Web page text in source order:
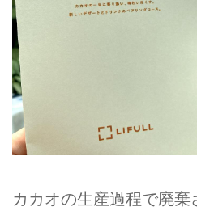
カカオの生産過程で廃